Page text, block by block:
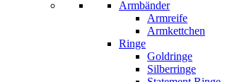
Armbänder
Armreife
Armkettchen
Ringe
Goldringe
Silberringe